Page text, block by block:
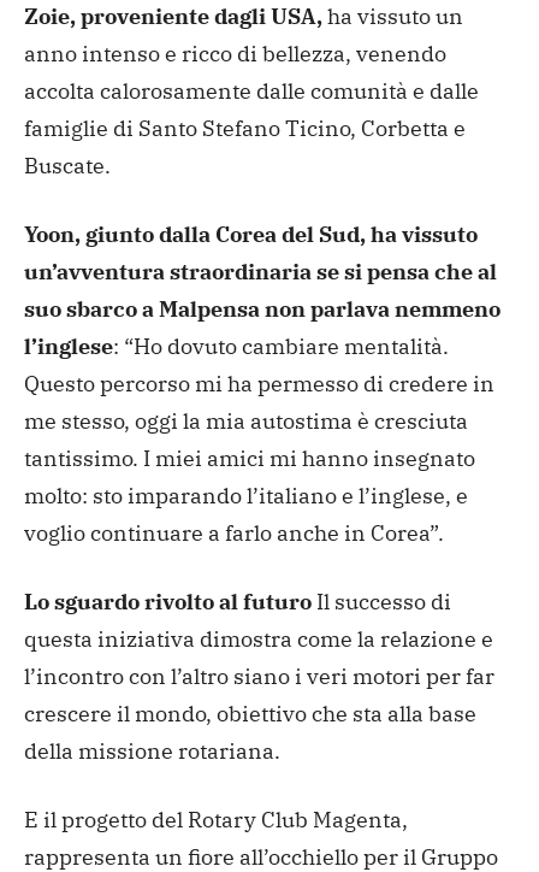
Zoie, proveniente dagli USA,ha vissuto un
anno intenso e ricco di bellezza, venendo
accolta calorosamente dalle comunità e dalle
famiglie di Santo Stefano Ticino, Corbetta e
Buscate.
Yoon, giunto dalla Corea del Sud, ha vissuto
un’avventura straordinaria se si pensa che al
suo sbarco a Malpensa non parlava nemmeno
l’inglese: “Ho dovuto cambiare mentalità.
Questo percorso mi ha permesso di credere in
me stesso, oggi la mia autostima è cresciuta
tantissimo. I miei amici mi hanno insegnato
molto: sto imparando l’italiano e l’inglese, e
voglio continuare a farlo anche in Corea”.
Lo sguardo rivolto al futuro Il successo di
questa iniziativa dimostra come la relazione e
l’incontro con l’altro siano i veri motori per far
crescere il mondo, obiettivo che sta alla base
della missione rotariana.
E il progetto del Rotary Club Magenta,
rappresenta un fiore all’occhiello per il Gruppo